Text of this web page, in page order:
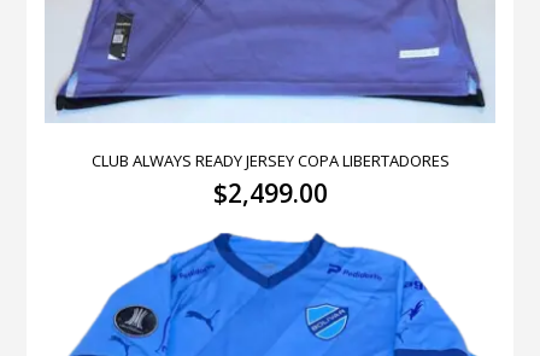
CLUB ALWAYS READY JERSEY COPA LIBERTADORES
$2,499.00